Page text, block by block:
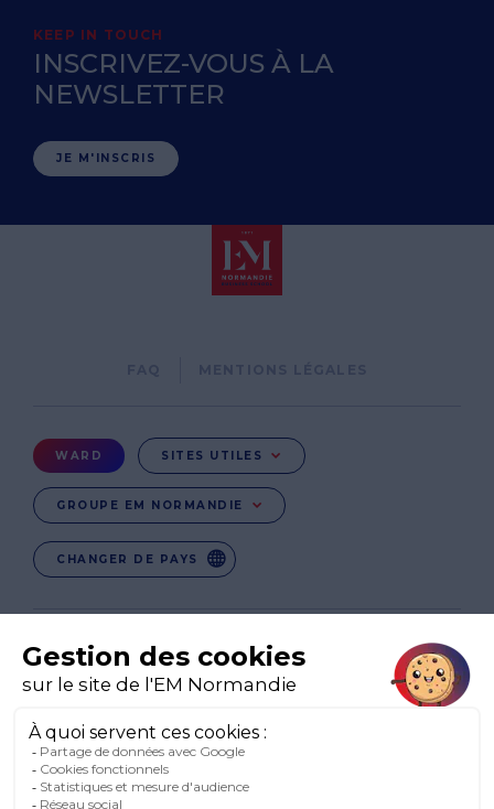
KEEP IN TOUCH
INSCRIVEZ-VOUS À LA
NEWSLETTER
JE M'INSCRIS
Menu
Ward
WARD SITES UTILES
GROUPE EM NORMANDIE
CHANGER DE PAYS
EN-IE